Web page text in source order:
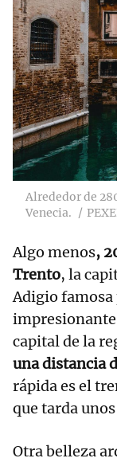
Alrededor de
Venecia.
Algo menos,
Trento, la
Adigio famosa
capital de la
una distancia
rápida es el
que tarda
Otra belleza